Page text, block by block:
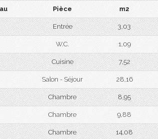
Pièce m2
Entrée 3,03
W.C. 1,09
Cuisine 7,52
Salon - Séjour 28,16
Chambre 8,95
Chambre 9,88
Chambre 14,08